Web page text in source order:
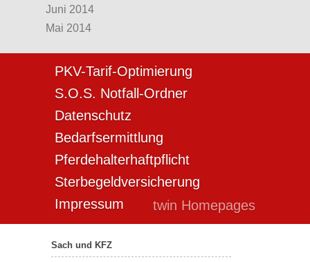
Juni 2014
Mai 2014
PKV-Tarif-Optimierung
S.O.S. Notfall-Ordner
Datenschutz
Bedarfsermittlung
Pferdehalterhaftpflicht
Sterbegeldversicherung
Impressum
twin Homepages
Sach und KFZ